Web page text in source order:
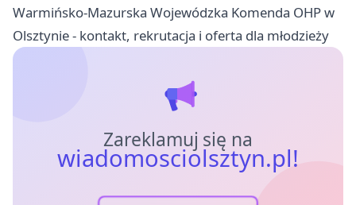
Warmińsko-Mazurska Wojewódzka Komenda OHP w
Olsztynie - kontakt, rekrutacja i oferta dla młodzieży
Zareklamuj się na
wiadomosciolsztyn.pl!